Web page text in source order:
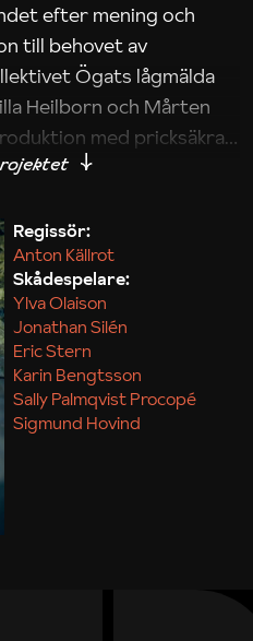
efter mening och
till behovet av
Ögats lågmälda
Heilborn och Mårten
med pricksäkra
kan vara att omsätta
Regissör:
Anton Källrot
Skådespelare:
Ylva Olaison
Jonathan Silén
Eric Stern
Karin Bengtsson
Sally Palmqvist Procopé
Sigmund Hovind